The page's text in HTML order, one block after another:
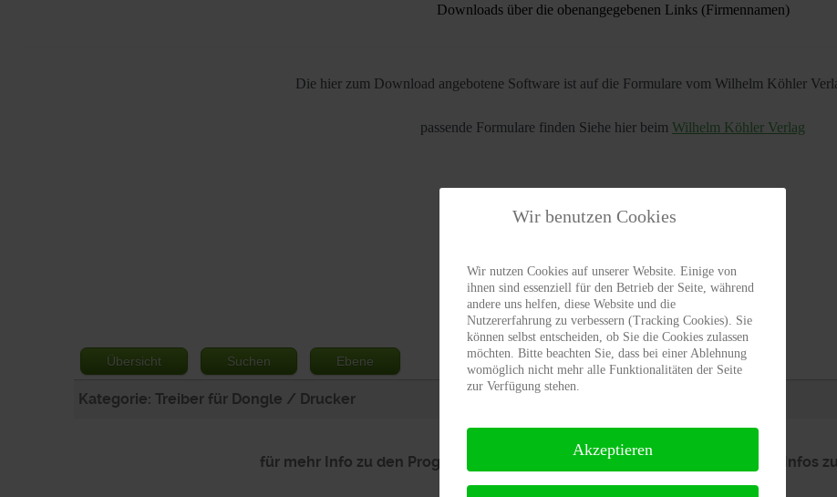
Downloads über die obenangegebenen Links (Firmennamen)
Die hier zum Download angebotene Software ist auf die Formulare vom Wilhelm Köhler
passende Formulare finden Siehe hier beim Wilhelm Köhler Verlag
Übersicht Suchen Ebene
Kategorie: Treiber für Dongle / Drucker
für mehr Info zu den Programmen schauen sie bitte im Menü unter Info -> Infos
Wir benutzen Cookies
Wir nutzen Cookies auf unserer Website. Einige von
ihnen sind essenziell für den Betrieb der Seite, während
andere uns helfen, diese Website und die
Nutzererfahrung zu verbessern (Tracking Cookies). Sie
können selbst entscheiden, ob Sie die Cookies zulassen
möchten. Bitte beachten Sie, dass bei einer Ablehnung
womöglich nicht mehr alle Funktionalitäten der Seite
zur Verfügung stehen.
Akzeptieren